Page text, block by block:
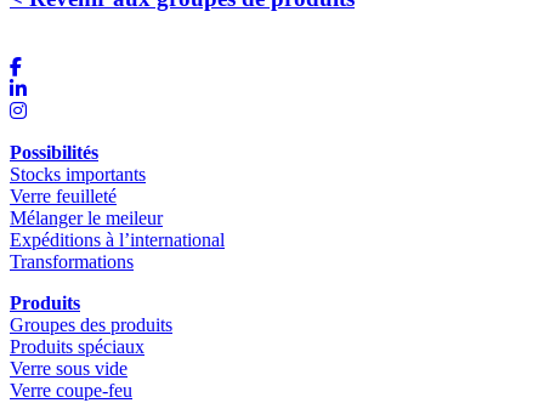
Possibilités
Stocks importants
Verre feuilleté
Mélanger le meileur
Expéditions à l’international
Transformations
Produits
Groupes des produits
Produits spéciaux
Verre sous vide
Verre coupe-feu